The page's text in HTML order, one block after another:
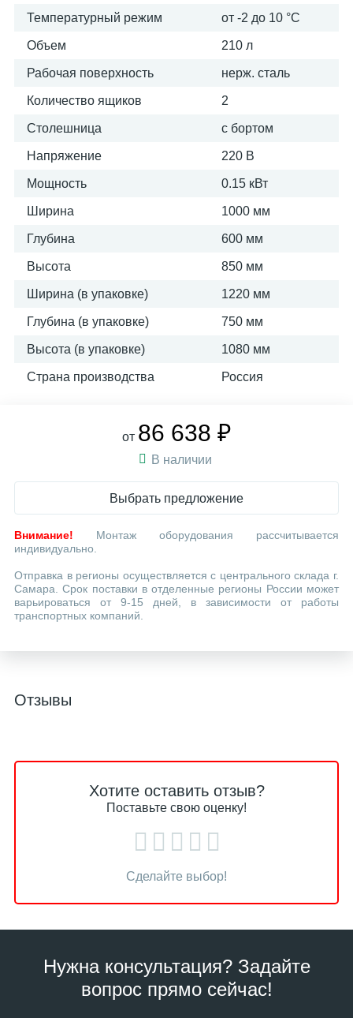
Температурный режим от -2 до 10 °С
Объем 210 л
Рабочая поверхность нерж. сталь
Количество ящиков 2
Столешница с бортом
Напряжение 220 В
Мощность 0.15 кВт
Ширина 1000 мм
Глубина 600 мм
Высота 850 мм
Ширина (в упаковке) 1220 мм
Глубина (в упаковке) 750 мм
Высота (в упаковке) 1080 мм
Страна производства Россия
от 86 638 ₽
В наличии
Выбрать предложение
Внимание! Монтаж оборудования рассчитывается
индивидуально.
Отправка в регионы осуществляется с центрального склада г.
Самара. Срок поставки в отделенные регионы России может
варьироваться от 9-15 дней, в зависимости от работы
транспортных компаний.
Отзывы
Хотите оставить отзыв?
Поставьте свою оценку!
Сделайте выбор!
Нужна консультация? Задайте
вопрос прямо сейчас!